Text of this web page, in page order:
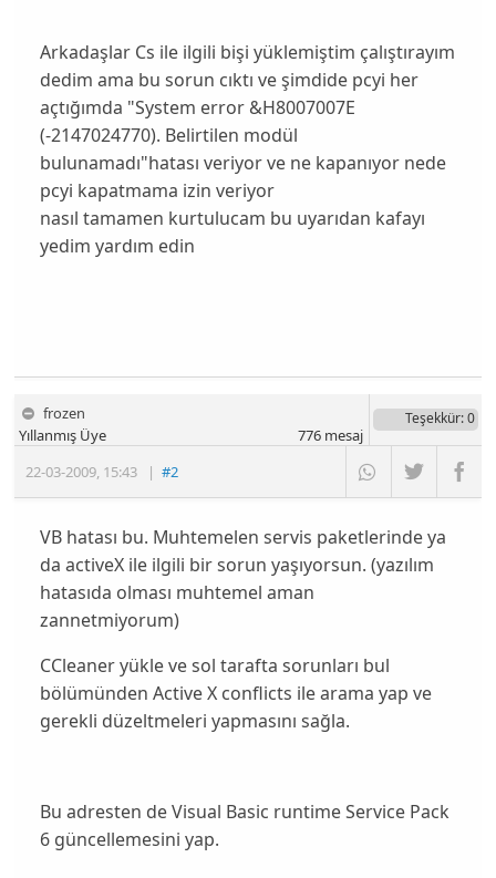
Arkadaşlar Cs ile ilgili bişi yüklemiştim çalıştırayım
dedim ama bu sorun cıktı ve şimdide pcyi her
açtığımda "System error &H8007007E
(-2147024770). Belirtilen modül
bulunamadı"hatası veriyor ve ne kapanıyor nede
pcyi kapatmama izin veriyor
nasıl tamamen kurtulucam bu uyarıdan kafayı
yedim yardım edin
frozen
22-03-2009, 15:43 |#2
Yıllanmış Üye
Teşekkür: 0
776mesaj
VB hatası bu. Muhtemelen servis paketlerinde ya
da activeX ile ilgili bir sorun yaşıyorsun. (yazılım
hatasıda olması muhtemel aman
zannetmiyorum)
CCleaner yükle ve sol tarafta sorunları bul
bölümünden Active X conflicts ile arama yap ve
gerekli düzeltmeleri yapmasını sağla.
Bu adresten de Visual Basic runtime Service Pack
6 güncellemesini yap.